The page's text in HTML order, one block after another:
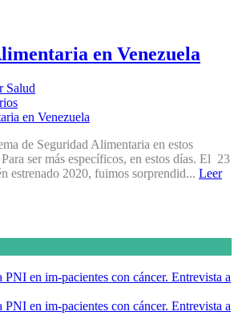
en Venezuela
Salud
de Seguridad Alimentaria en estos
ser más específicos, en estos días. El 23
estrenado 2020, fuimos sorprendid... Leer